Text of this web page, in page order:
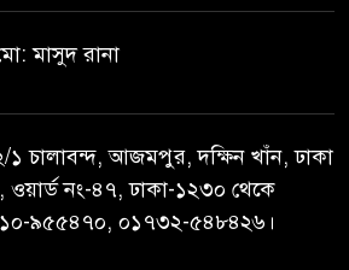
মাসুদ রানা
চালাবন্দ, আজমপুর, দক্ষিন খাঁন, ঢাকা
ওয়ার্ড নং-৪৭, ঢাকা-১২৩০ থেকে
৯৫৫৪৭০, ০১৭৩২-৫৪৮৪২৬।